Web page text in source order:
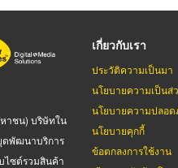
าชน) บริษัทใน
ดพัฒนาบริการ
ไซต์รวมสินค้า
เกี่ยวกับเรา
ประวัติความเป็นมา
นโยบายความเป็นส่
นโยบายความปลอด
นโยบายคุกกี้
ข้อตกลงการใช้งาน